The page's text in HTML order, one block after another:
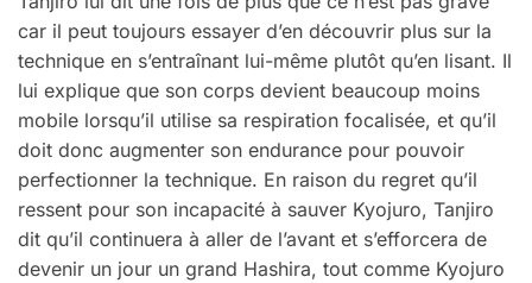
car il peut toujours essayer d’en découvrir plus sur la
technique en s’entraînant lui-même plutôt qu’en lisant. Il
lui explique que son corps devient beaucoup moins
mobile lorsqu’il utilise sa respiration focalisée, et qu’il
doit donc augmenter son endurance pour pouvoir
perfectionner la technique. En raison du regret qu’il
ressent pour son incapacité à sauver Kyojuro, Tanjiro
dit qu’il continuera à aller de l’avant et s’efforcera de
devenir un jour un grand Hashira, tout comme Kyojuro